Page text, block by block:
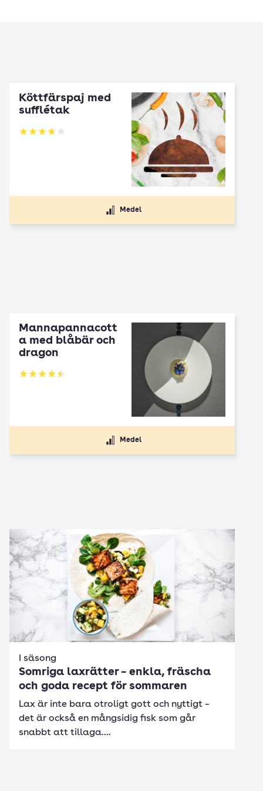
Köttfärspaj med
sufflétak
Betyg: 3.75 av 5
Medel
Mannapannacott
a med blåbär och
dragon
Betyg: 4.5 av 5
Medel
I säsong
Somriga laxrätter – enkla, fräscha
och goda recept för sommaren
Lax är inte bara otroligt gott och nyttigt –
det är också en mångsidig fisk som går
snabbt att tillaga....